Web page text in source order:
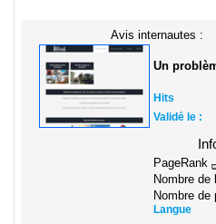
Avis internautes :
Un
Hits
Validé le :
PageRank
Nombre de
Nombre de
Langue